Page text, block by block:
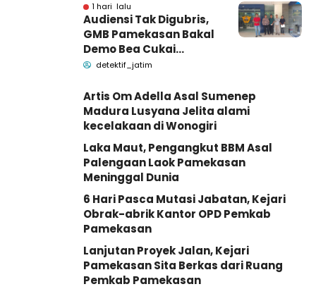
1 hari lalu
Audiensi Tak Digubris,
GMB Pamekasan Bakal
Demo Bea Cukai
Madura
detektif_jatim
Artis Om Adella Asal Sumenep
Madura Lusyana Jelita alami
kecelakaan di Wonogiri
Laka Maut, Pengangkut BBM Asal
Palengaan Laok Pamekasan
Meninggal Dunia
6 Hari Pasca Mutasi Jabatan, Kejari
Obrak-abrik Kantor OPD Pemkab
Pamekasan
Lanjutan Proyek Jalan, Kejari
Pamekasan Sita Berkas dari Ruang
Pemkab Pamekasan